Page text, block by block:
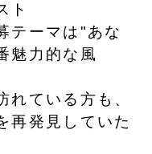
ト
テーマは"あな
魅力的な風
れている方も、
再発見していた